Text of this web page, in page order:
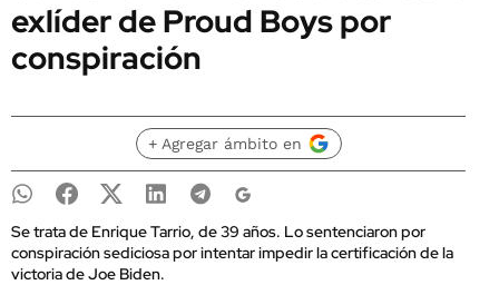
exlíder de Proud Boys por
conspiración
+ Agregar ámbito en
Se trata de Enrique Tarrio, de 39 años. Lo sentenciaron por
conspiración sediciosa por intentar impedir la certificación de la
victoria de Joe Biden.